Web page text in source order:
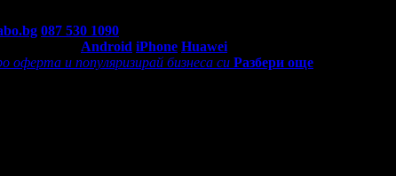
087 530 1090
Android iPhone Huawei
оферта и популяризирай бизнеса си Разбери още